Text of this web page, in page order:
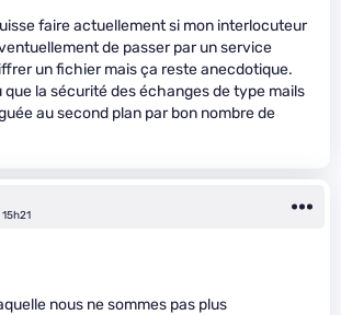
faire actuellement si mon interlocuteur
de passer par un service
un fichier mais ça reste anecdotique.
que la sécurité des échanges de type mails
au second plan par bon nombre de
nous ne sommes pas plus